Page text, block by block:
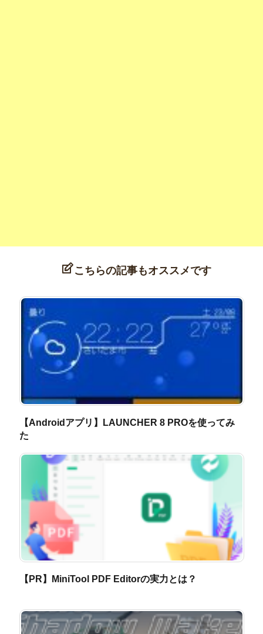
こちらの記事もオススメです
【Androidアプリ】LAUNCHER 8 PROを使ってみ
た
【PR】MiniTool PDF Editorの実力とは？